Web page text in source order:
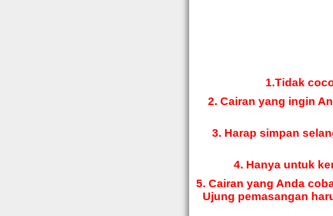
1.Tidak
2. Cairan yang ingin
3. Harap simpan
4. Hanya untuk
5. Cairan yang Anda
Ujung pemasangan